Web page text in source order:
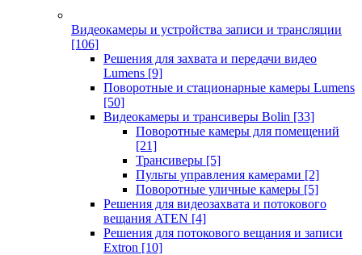
Видеокамеры и устройства записи и трансляции
[106]
Решения для захвата и передачи видео
Lumens [9]
Поворотные и стационарные камеры Lumens
[50]
Видеокамеры и трансиверы Bolin [33]
Поворотные камеры для помещений
[21]
Трансиверы [5]
Пульты управления камерами [2]
Поворотные уличные камеры [5]
Решения для видеозахвата и потокового
вещания ATEN [4]
Решения для потокового вещания и записи
Extron [10]